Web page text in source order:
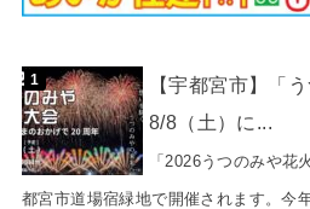
【宇都宮市】「
8/8（土）に...
「2026うつのみや花
都宮市道場宿緑地で開催されます。今